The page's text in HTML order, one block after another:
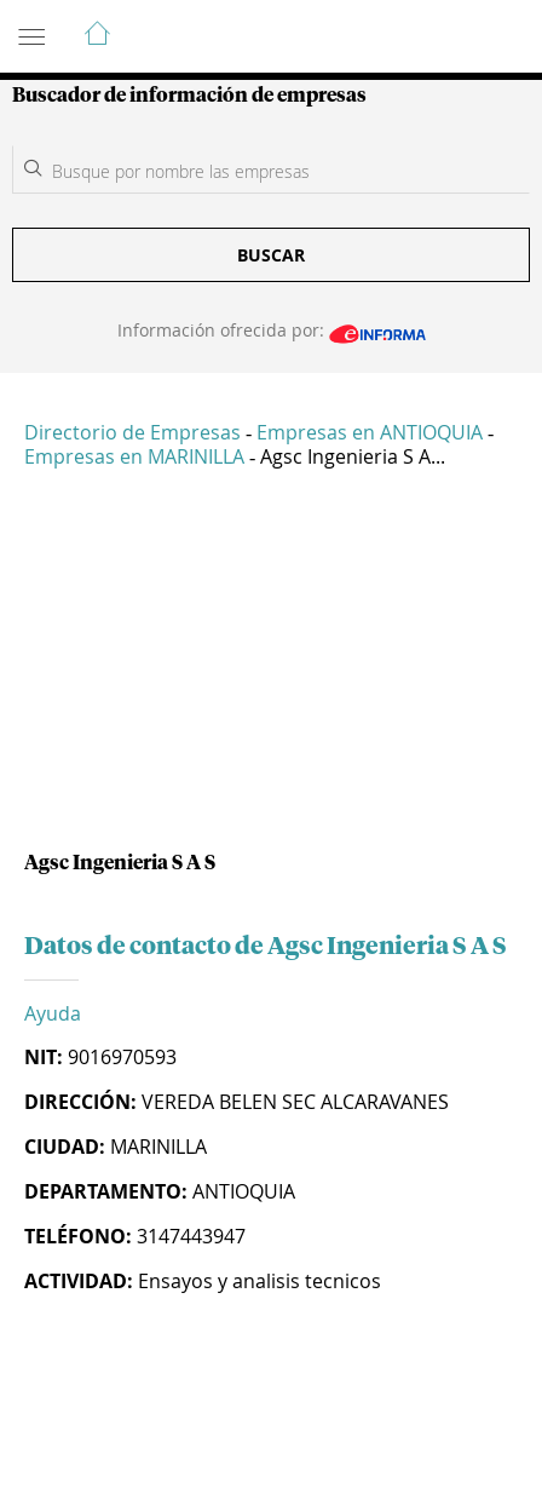
Guía de Empresas Colombianas
Buscador de información de empresas
BUSCAR
Información ofrecida por:
Directorio de Empresas - Empresas en ANTIOQUIA -
Empresas en MARINILLA - Agsc Ingenieria S A...
Agsc Ingenieria S A S
Datos de contacto de Agsc Ingenieria S A S
Ayuda
NIT: 9016970593
DIRECCIÓN: VEREDA BELEN SEC ALCARAVANES
CIUDAD: MARINILLA
DEPARTAMENTO: ANTIOQUIA
TELÉFONO: 3147443947
ACTIVIDAD: Ensayos y analisis tecnicos